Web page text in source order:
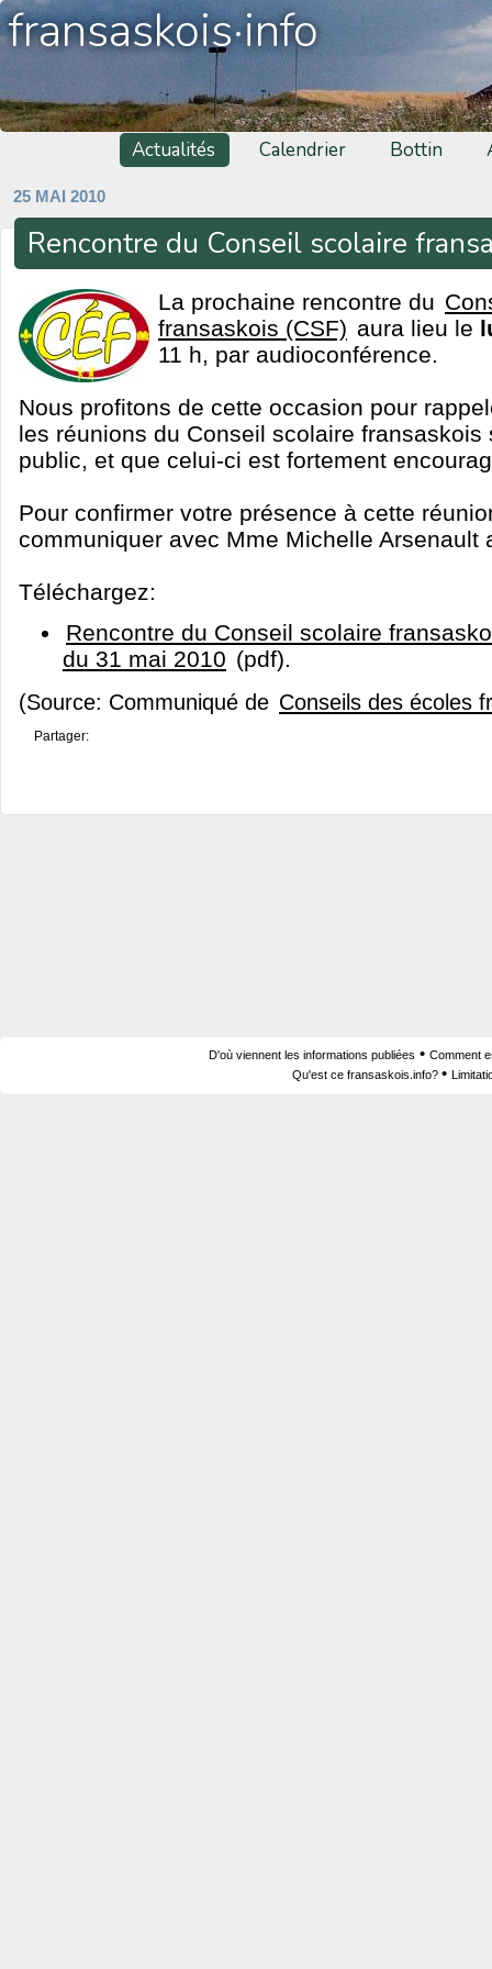
fransaskois·info
Actualités Calendrier Bottin
25 MAI 2010
Rencontre du Conseil scolaire
La prochaine rencontre du
fransaskois (CSF) aura lieu le
11 h, par audioconférence.
Nous profitons de cette occasion pour
les réunions du Conseil scolaire fransaskois
public, et que celui-ci est fortement
Pour confirmer votre présence à cette
communiquer avec Mme Michelle Arsenault
Téléchargez:
Rencontre du Conseil scolaire
du 31 mai 2010 (pdf).
(Source: Communiqué de Conseils des écoles
Partager:
D'où viennent les informations publiées • Comment
Qu'est ce fransaskois.info? •